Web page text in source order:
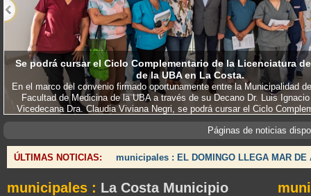
Se podrá cursar el Ciclo Complementario de la Licenciatura
de la UBA en La Costa.
En el marco del convenio firmado oportunamente entre la Municipalidad
Facultad de Medicina de la UBA a través de su Decano Dr. Luis
Vicedecana Dra. Claudia Viviana Negri, se podrá cursar el Ciclo
Licenciatura de Enfermería.
Páginas de noticias
ÚLTIMAS NOTICIAS: municipales : EL DOMINGO LLEGA MAR DE
municipales : La Costa Municipio